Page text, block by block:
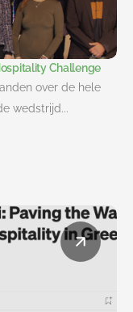
Challenge
over de hele
wedstrijd...